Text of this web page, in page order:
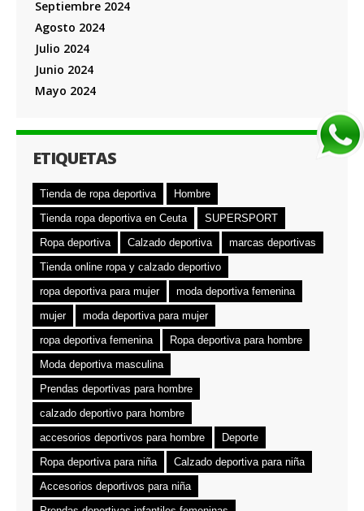
Septiembre 2024
Agosto 2024
Julio 2024
Junio 2024
Mayo 2024
ETIQUETAS
Tienda de ropa deportiva
Hombre
Tienda ropa deportiva en Ceuta
SUPERSPORT
Ropa deportiva
Calzado deportiva
marcas deportivas
Tienda online ropa y calzado deportivo
ropa deportiva para mujer
moda deportiva femenina
mujer
moda deportiva para mujer
ropa deportiva femenina
Ropa deportiva para hombre
Moda deportiva masculina
Prendas deportivas para hombre
calzado deportivo para hombre
accesorios deportivos para hombre
Deporte
Ropa deportiva para niña
Calzado deportiva para niña
Accesorios deportivos para niña